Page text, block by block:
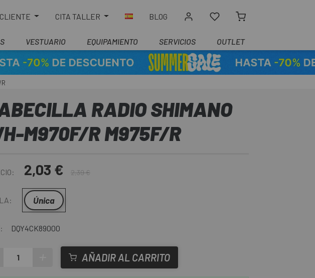
CITA TALLER BLOG
VESTUARIO EQUIPAMIENTO SERVICIOS OUTLET
RADIO SHIMANO
M970F/R M975F/R
2,03 € 2,39 €
Única
DQY4CK89000
AÑADIR AL CARRITO